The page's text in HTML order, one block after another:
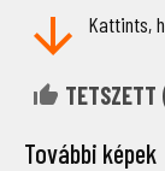
Kattints,
TETSZETT
További képek